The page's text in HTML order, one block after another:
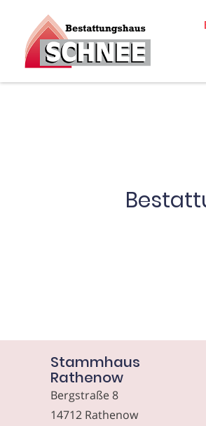
springen
Stammhaus
Rathenow
Bergstraße 8
14712 Rathenow